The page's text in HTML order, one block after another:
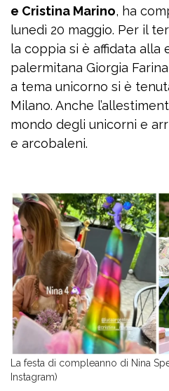
e Cristina Marino, ha
lunedì 20 maggio. Per il
la coppia si è affidata alla
palermitana Giorgia
a tema unicorno si è
Milano. Anche
mondo degli unicorni e
e arcobaleni.
La festa di compleanno di Nina
Instagram)